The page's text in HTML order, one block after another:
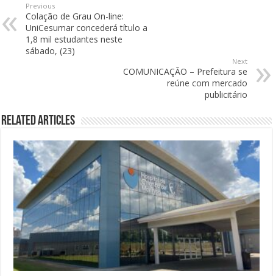
Previous
Colação de Grau On-line:
UniCesumar concederá título a
1,8 mil estudantes neste
sábado, (23)
Next
COMUNICAÇÃO – Prefeitura se
reúne com mercado
publicitário
Related Articles